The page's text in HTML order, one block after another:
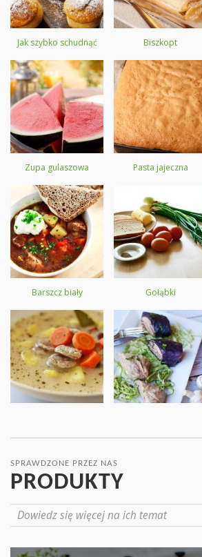
Jak szybko schudnąć Biszkopt
Zupa gulaszowa Pasta jajeczna
Barszcz biały Gołąbki
SPRAWDZONE PRZEZ NAS
PRODUKTY
Dowiedz się więcej na ich temat